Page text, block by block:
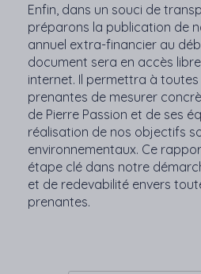
Enfin, dans un souci de
préparons la publication de
annuel extra-financier au
document sera en accès
internet. Il permettra à
prenantes de mesurer
de Pierre Passion et de ses
réalisation de nos objectifs
environnementaux. Ce
étape clé dans notre
et de redevabilité envers
prenantes.